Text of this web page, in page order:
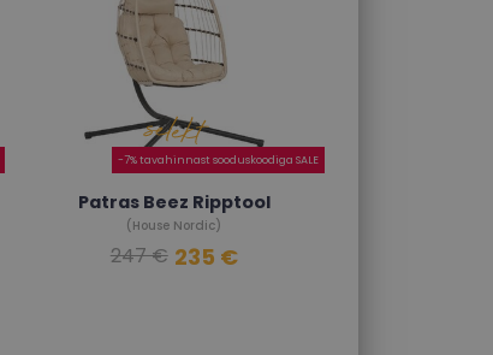
-7% tavahinnast sooduskoodiga SALE
Patras Beez Ripptool
(House Nordic)
247 € 235 €